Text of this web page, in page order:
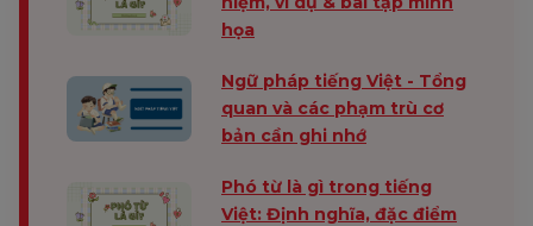
họa
Ngữ pháp tiếng Việt - Tổng
quan và các phạm trù cơ
bản cần ghi nhớ
Phó từ là gì trong tiếng
Việt: Định nghĩa, đặc điểm